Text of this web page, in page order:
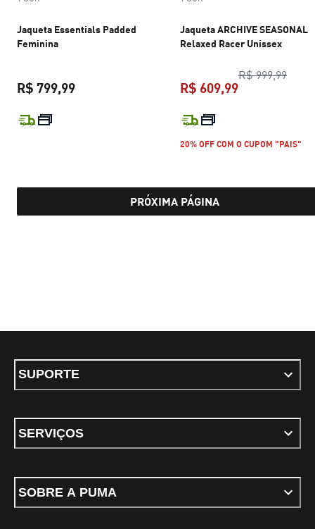
Jaqueta Essentials Padded
Feminina
R$ 799,99
preço atual R$ 799,99
Jaqueta ARCHIVE SEASONAL
Relaxed Racer Unissex
R$ 999,99
R$ 609,99
20% OFF COM O CUPOM "PAIS"
PRÓXIMA PÁGINA
SUPORTE
SERVIÇOS
SOBRE A PUMA